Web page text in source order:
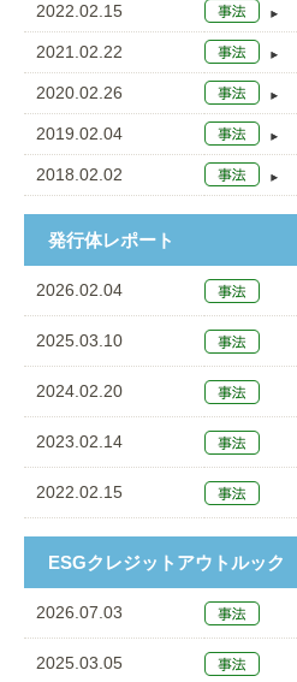
2022.02.15
2021.02.22
2020.02.26
2019.02.04
2018.02.02
発行体レポート
2026.02.04
2025.03.10
2024.02.20
2023.02.14
2022.02.15
ESGクレジットアウトルック
2026.07.03
2025.03.05